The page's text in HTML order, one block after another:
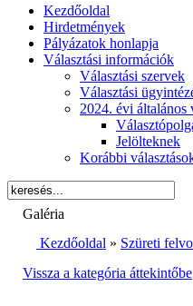
Kezdőoldal
Hirdetmények
Pályázatok honlapja
Választási információk
Választási szervek
Választási
2024. évi általános
Jelölteknek
Korábbi
Galéria
Kezdőoldal » Szüreti
Vissza a kategória áttekintőbe